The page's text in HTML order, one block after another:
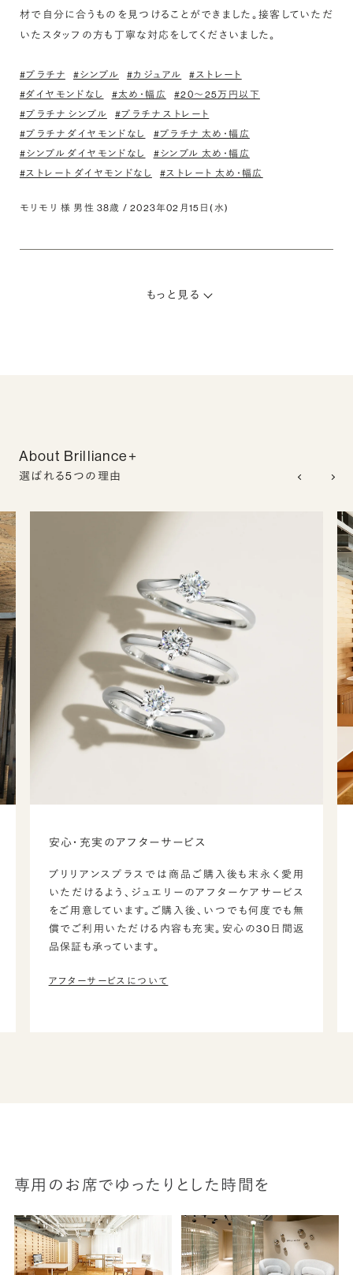
材で自分に合うものを見つけることができました。接客していただ
いたスタッフの方も丁寧な対応をしてくださいました。
#プラチナ #シンプル #カジュアル
#ストレート
#ダイヤモンドなし
#太め・幅広
#20〜25万円以下
#プラチナ シンプル
#プラチナ ストレート
#プラチナ ダイヤモンドなし
#プラチナ 太め・幅広
#シンプル ダイヤモンドなし
#シンプル 太め・幅広
#ストレート ダイヤモンドなし
#ストレート 太め・幅広
モリモリ 様 男性 38歳 / 2023年02月15日(水)
もっと見る
About Brilliance+
選ばれる5つの理由
安心・充実のアフターサービス
ブリリアンスプラスでは商品ご購入後も末永く愛用
いただけるよう、ジュエリーのアフターケアサービス
をご用意しています。ご購入後、いつでも何度でも無
償でご利用いただける内容も充実。安心の30日間返
品保証も承っています。
アフターサービスについて
専用のお席でゆったりとした時間を